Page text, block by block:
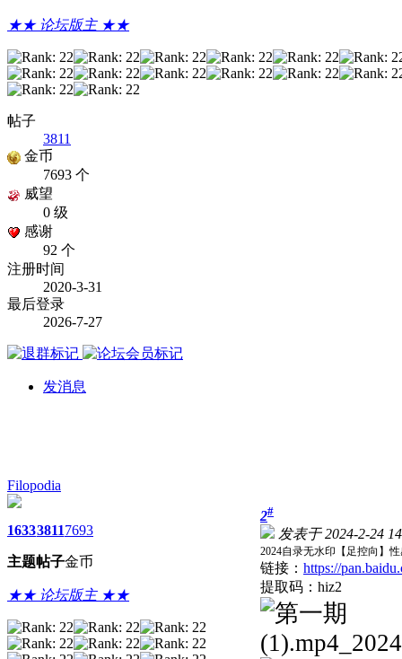
★★ 论坛版主 ★★
帖子
3811
金币
7693 个
威望
0 级
感谢
92 个
注册时间
2020-3-31
最后登录
2026-7-27
发消息
Filopodia
1633
主题
3811
帖子
7693
金币
★★ 论坛版主 ★★
2#
发表于 2024-2-24
2024自录无水印【足控向】
链接： https://
提取码：hiz2